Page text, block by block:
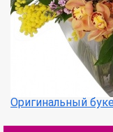
Оригинальный